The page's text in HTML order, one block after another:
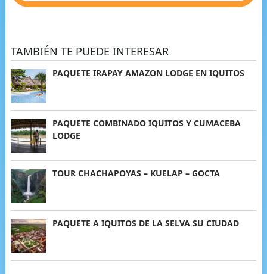
TAMBIÉN TE PUEDE INTERESAR
PAQUETE IRAPAY AMAZON LODGE EN IQUITOS
PAQUETE COMBINADO IQUITOS Y CUMACEBA
LODGE
TOUR CHACHAPOYAS – KUELAP – GOCTA
PAQUETE A IQUITOS DE LA SELVA SU CIUDAD